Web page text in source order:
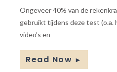
Ongeveer 40% van de
gebruikt tijdens deze test (o.a.
video’s en
Read Now ►